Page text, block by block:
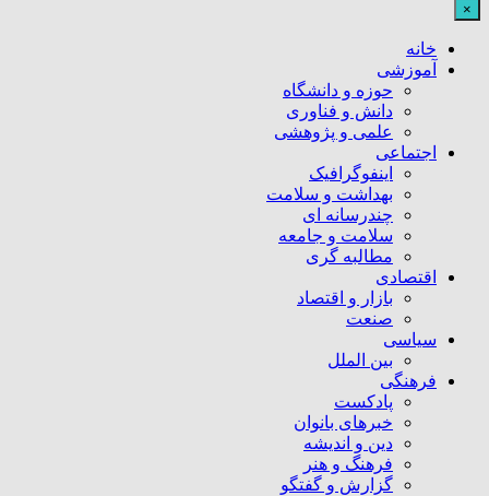
×
خانه
آموزشی
حوزه و دانشگاه
دانش و فناوری
علمی و پژوهشی
اجتماعی
اینفوگرافیک
بهداشت و سلامت
چندرسانه ای
سلامت و جامعه
مطالبه گری
اقتصادی
بازار و اقتصاد
صنعت
سیاسی
بین الملل
فرهنگی
پادکست
خبرهای بانوان
دین و اندیشه
فرهنگ و هنر
گزارش و گفتگو